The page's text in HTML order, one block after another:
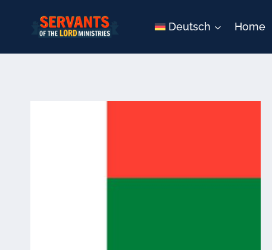
springen
Deutsch Home